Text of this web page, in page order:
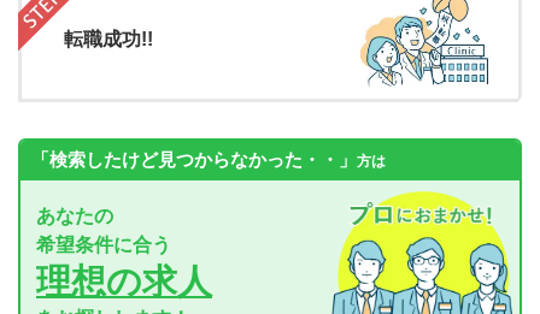
転職成功!!
「検索したけど見つからなかった・・」 方は
あなたの
希望条件に合う
理想の求人